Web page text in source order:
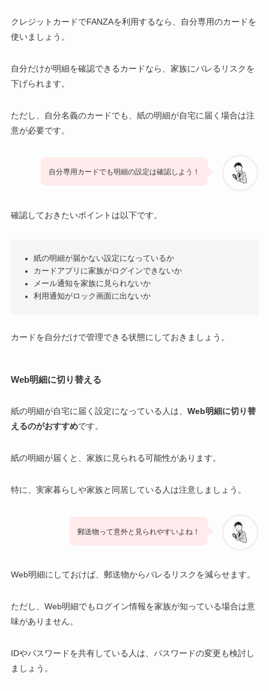
クレジットカードでFANZAを利用するなら、自分専用のカードを
使いましょう。
自分だけが明細を確認できるカードなら、家族にバレるリスクを
下げられます。
ただし、自分名義のカードでも、紙の明細が自宅に届く場合は注
意が必要です。
自分専用カードでも明細の設定は確認しよう！
確認しておきたいポイントは以下です。
紙の明細が届かない設定になっているか
カードアプリに家族がログインできないか
メール通知を家族に見られないか
利用通知がロック画面に出ないか
カードを自分だけで管理できる状態にしておきましょう。
Web明細に切り替える
紙の明細が自宅に届く設定になっている人は、 Web明細に切り替
えるのがおすすめです。
紙の明細が届くと、家族に見られる可能性があります。
特に、実家暮らしや家族と同居している人は注意しましょう。
郵送物って意外と見られやすいよね！
Web明細にしておけば、郵送物からバレるリスクを減らせます。
ただし、Web明細でもログイン情報を家族が知っている場合は意
味がありません。
IDやパスワードを共有している人は、パスワードの変更も検討し
ましょう。